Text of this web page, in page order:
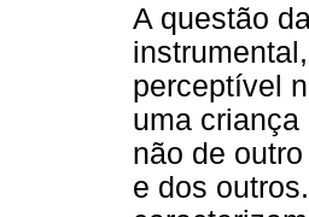
A questão
perceptível
uma
não de
e dos